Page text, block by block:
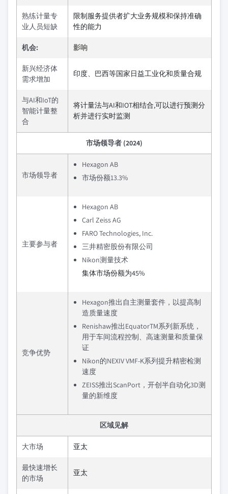
熟练计量专
业人员短缺
限制服务提供者扩大业务规模和保持准确
性的能力
机会: 影响
新兴经济体
需求增加
印度、巴西等国家日益工业化和质量合规
与AI和IoT的
智能计量整
合
将计量法与AI和IOT相结合,可以进行预测分
析并进行实时监测
市场领导者 (2024)
市场领导者
Hexagon AB
市场份额13.3%
主要参与者
Hexagon AB
Carl Zeiss AG
FARO Technologies, Inc.
三井精密股份有限公司
Nikon测量技术
集体市场份额为45%
竞争优势
Hexagon推出自主测量套件，以提高制
造质量速度
Renishaw推出EquatorTM系列新系统，
用于车间流程控制、高速测量和质量保
证
Nikon的NEXIV VMF-K系列提升精密检测
速度
ZEISS推出ScanPort，开创半自动化3D测
量的新维度
区域见解
大市场 亚太
最快速增长
的市场
亚太